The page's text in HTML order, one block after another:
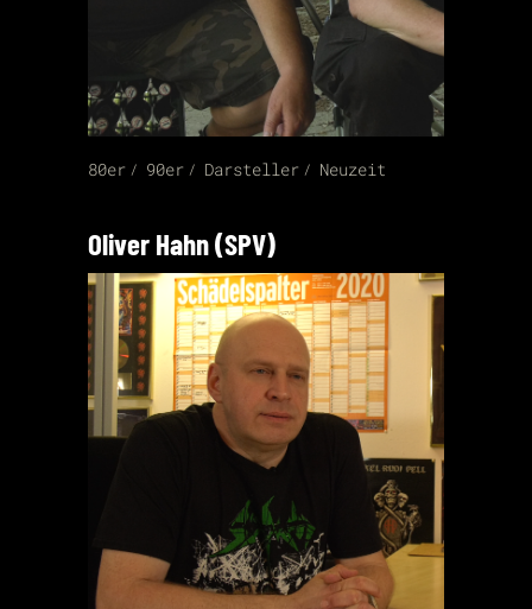
80er 90er Darsteller Neuzeit
Oliver Hahn (SPV)